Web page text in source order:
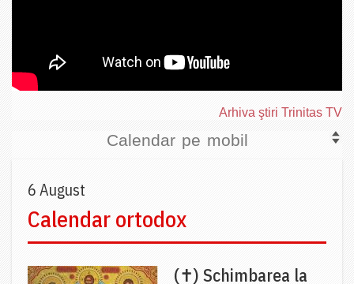
Arhiva ştiri Trinitas TV
Calendar pe mobil
6 August
Calendar ortodox
(✝) Schimbarea la